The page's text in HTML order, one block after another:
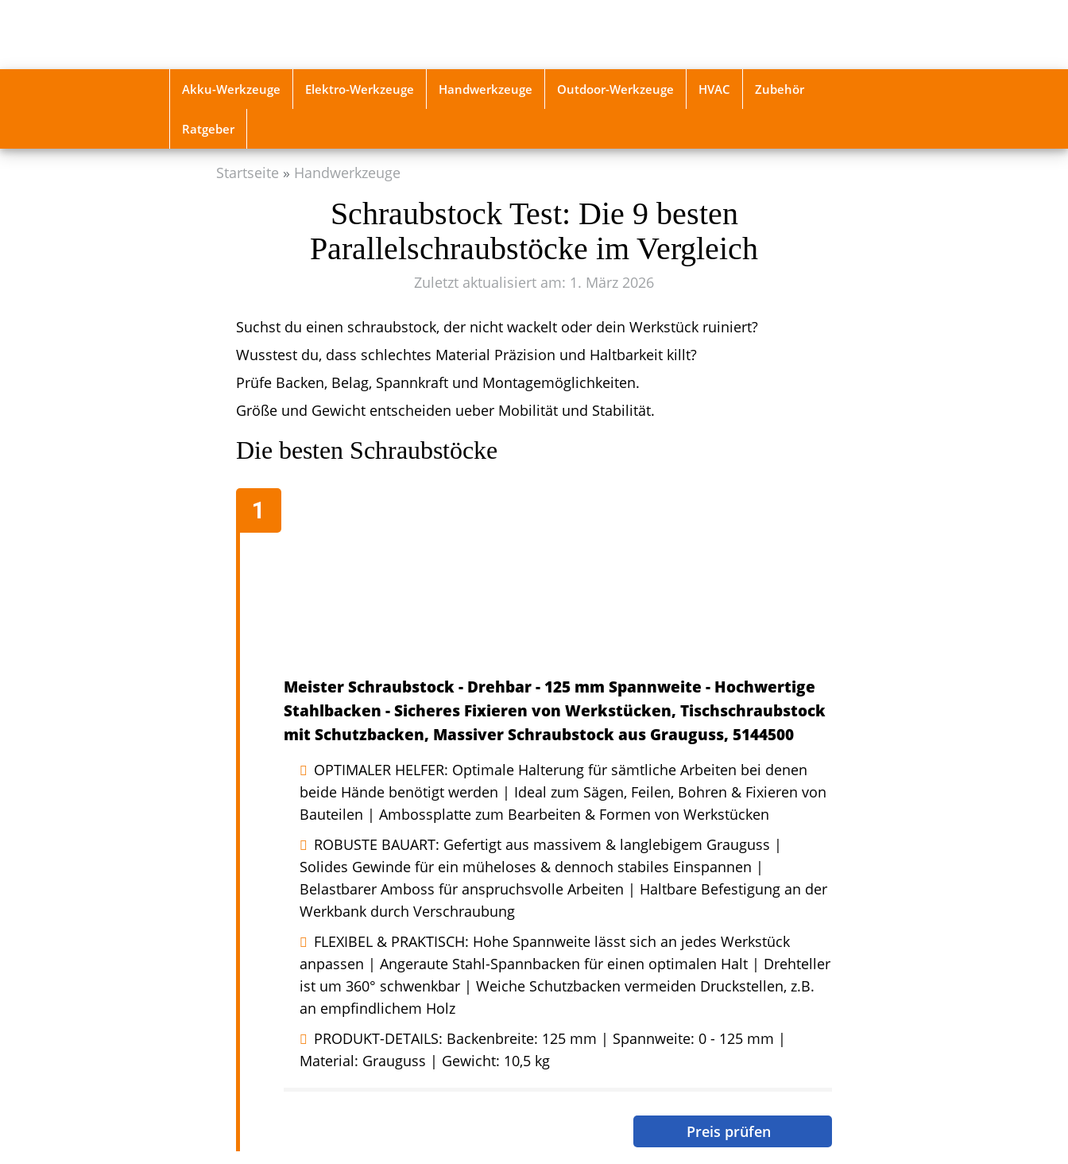
content
Akku-Werkzeuge Elektro-Werkzeuge Handwerkzeuge Outdoor-Werkzeuge HVAC Zubehör
Ratgeber
Startseite Handwerkzeuge
Schraubstock Test: Die 9 besten
Parallelschraubstöcke im Vergleich
Zuletzt aktualisiert am: 1. März 2026
Suchst du einen schraubstock, der nicht wackelt oder dein Werkstück ruiniert?
Wusstest du, dass schlechtes Material Präzision und Haltbarkeit killt?
Prüfe Backen, Belag, Spannkraft und Montagemöglichkeiten.
Größe und Gewicht entscheiden ueber Mobilität und Stabilität.
Die besten Schraubstöcke
Meister Schraubstock - Drehbar - 125 mm Spannweite - Hochwertige
Stahlbacken - Sicheres Fixieren von Werkstücken, Tischschraubstock
mit Schutzbacken, Massiver Schraubstock aus Grauguss, 5144500
OPTIMALER HELFER: Optimale Halterung für sämtliche Arbeiten bei denen
beide Hände benötigt werden | Ideal zum Sägen, Feilen, Bohren & Fixieren von
Bauteilen | Ambossplatte zum Bearbeiten & Formen von Werkstücken
ROBUSTE BAUART: Gefertigt aus massivem & langlebigem Grauguss |
Solides Gewinde für ein müheloses & dennoch stabiles Einspannen |
Belastbarer Amboss für anspruchsvolle Arbeiten | Haltbare Befestigung an der
Werkbank durch Verschraubung
FLEXIBEL & PRAKTISCH: Hohe Spannweite lässt sich an jedes Werkstück
anpassen | Angeraute Stahl-Spannbacken für einen optimalen Halt | Drehteller
ist um 360° schwenkbar | Weiche Schutzbacken vermeiden Druckstellen, z.B.
an empfindlichem Holz
PRODUKT-DETAILS: Backenbreite: 125 mm | Spannweite: 0 - 125 mm |
Material: Grauguss | Gewicht: 10,5 kg
Preis prüfen